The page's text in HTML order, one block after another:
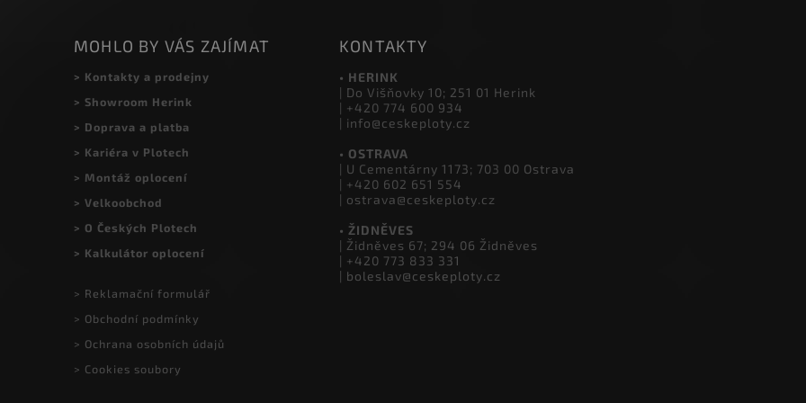
MOHLO BY VÁS ZAJÍMAT
> Kontakty a prodejny
> Showroom Herink
> Doprava a platba
> Kariéra v Plotech
> Montáž oplocení
> O Českých Plotech
> Kalkulátor oplocení
> Reklamační formulář
KONTAKTY
• HERINK
| Do Višňovky 10; 251 01 Herink
| +420 774 600 934
| info@ceskeploty.cz
• OSTRAVA
| U Cementárny 1173; 703 00 Ostrava
| +420 602 651 554
| ostrava@ceskeploty.cz